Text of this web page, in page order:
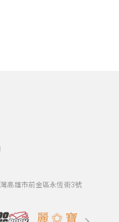
高雄市前金區永恆街3號